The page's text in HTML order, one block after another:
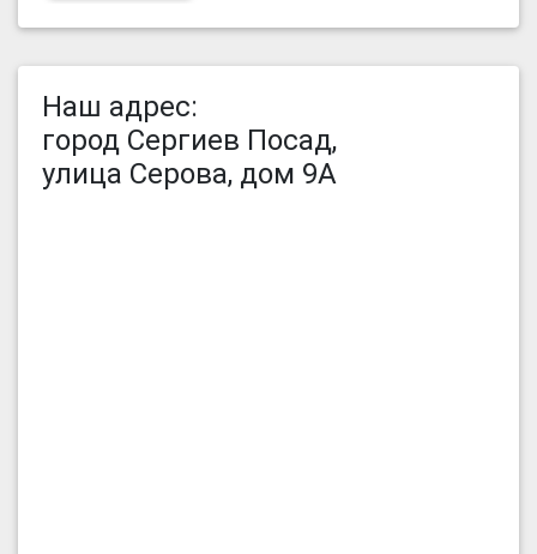
Наш адрес:
город Сергиев Посад,
улица Серова, дом 9А